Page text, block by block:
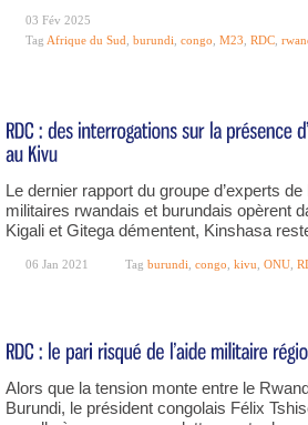
03 Fév 2025
Tag Afrique du Sud burundi congo M23 RDC
Le dernier rapport du groupe d’experts
militaires rwandais et burundais opèrent
Kigali et Gitega démentent, Kinshasa
06 Jan 2021 Tag burundi congo kivu ONU
Alors que la tension monte entre le
Burundi, le président congolais Félix